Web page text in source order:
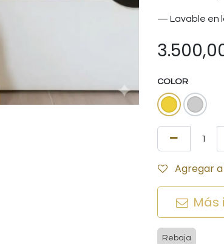
— Lavable en
COLOR
Agregar
Más
Rebaja